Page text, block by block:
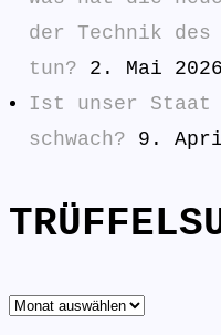
der Technik
tun?
2. Mai 2026
Ist unser Staat
schwach?
9.
TRÜFFELSUCHE